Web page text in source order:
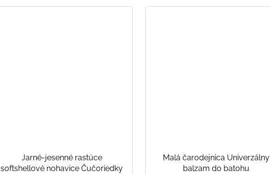
Jarné-jesenné rastúce
softshellové nohavice Čučoriedky
Malá čarodejnica Univerzálny
balzam do batohu